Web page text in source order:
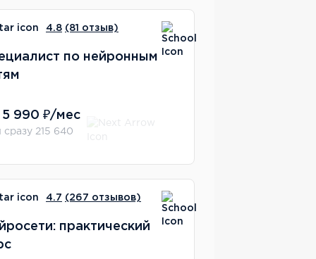
4.8 (81 отзыв)
по нейронным
5 990 ₽/мес
сразу 215 640
4.7 (267 отзывов)
практический